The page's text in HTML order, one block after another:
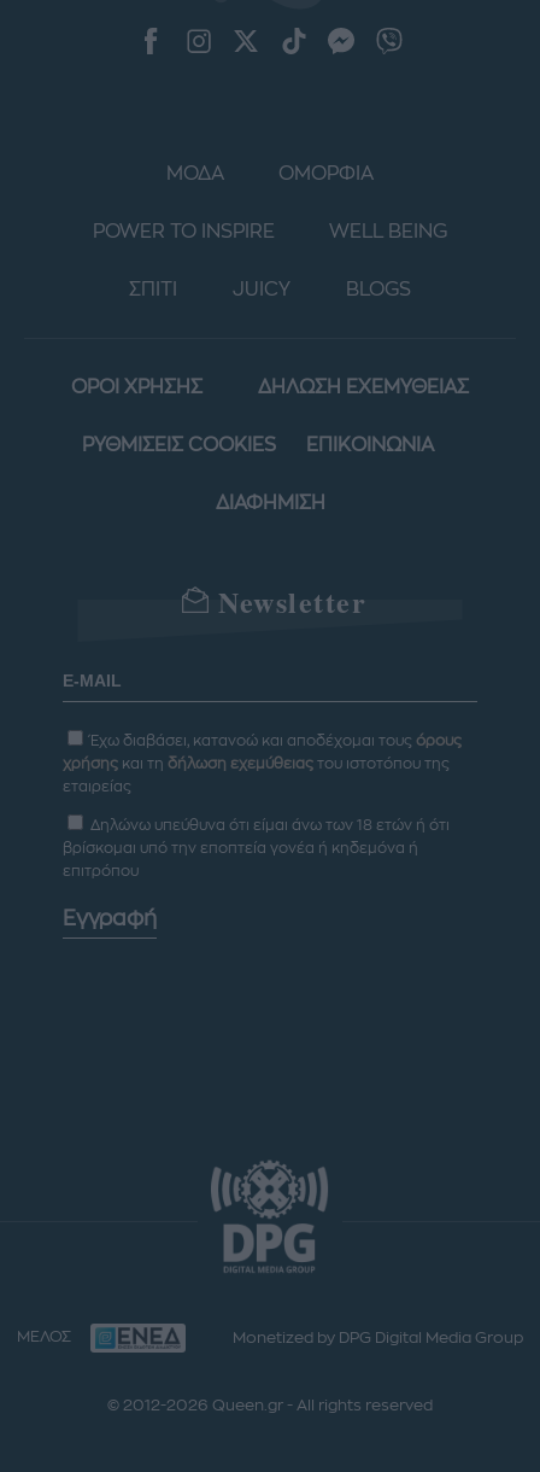
ΜΟΔΑ ΟΜΟΡΦΙΑ
POWER TO INSPIRE WELL BEING
ΣΠΙΤΙ JUICY BLOGS
ΟΡΟΙ ΧΡΗΣΗΣ ΔΗΛΩΣΗ ΕΧΕΜΥΘΕΙΑΣ
ΡΥΘΜΙΣΕΙΣ COOKIES ΕΠΙΚΟΙΝΩΝΙΑ
ΔΙΑΦΗΜΙΣΗ
Newsletter
Έχω διαβάσει, κατανοώ και αποδέχομαι τους όρους
χρήσης και τη δήλωση εχεμύθειας του ιστοτόπου της
εταιρείας
Δηλώνω υπεύθυνα ότι είμαι άνω των 18 ετών ή ότι
βρίσκομαι υπό την εποπτεία γονέα ή κηδεμόνα ή
επιτρόπου
Εγγραφή
ΜΕΛΟΣ Monetized by DPG Digital Media Group
© 2012-2026 Queen.gr - All rights reserved